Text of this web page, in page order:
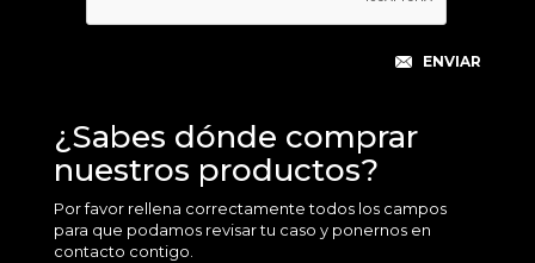
¿Sabes dónde comprar
nuestros productos?
Por favor rellena correctamente todos los campos
para que podamos revisar tu caso y ponernos en
contacto contigo.